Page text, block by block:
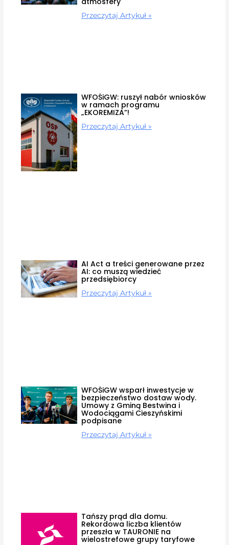
Przeczytaj Artykuł »
WFOŚiGW: ruszył nabór wniosków
w ramach programu
„EKOREMIZA”!
Przeczytaj Artykuł »
AI Act a treści generowane przez
AI: co muszą wiedzieć
przedsiębiorcy
Przeczytaj Artykuł »
WFOŚiGW wsparł inwestycje w
bezpieczeństwo dostaw wody.
Umowy z Gminą Bestwina i
Wodociągami Cieszyńskimi
podpisane
Przeczytaj Artykuł »
Tańszy prąd dla domu.
Rekordowa liczba klientów
przeszła w TAURONIE na
wielostrefowe grupy taryfowe